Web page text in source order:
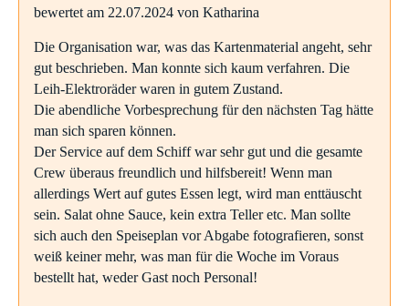
bewertet am 22.07.2024 von Katharina
Die Organisation war, was das Kartenmaterial angeht, sehr
gut beschrieben. Man konnte sich kaum verfahren. Die
Leih-Elektroräder waren in gutem Zustand.
Die abendliche Vorbesprechung für den nächsten Tag hätte
man sich sparen können.
Der Service auf dem Schiff war sehr gut und die gesamte
Crew überaus freundlich und hilfsbereit! Wenn man
allerdings Wert auf gutes Essen legt, wird man enttäuscht
sein. Salat ohne Sauce, kein extra Teller etc. Man sollte
sich auch den Speiseplan vor Abgabe fotografieren, sonst
weiß keiner mehr, was man für die Woche im Voraus
bestellt hat, weder Gast noch Personal!